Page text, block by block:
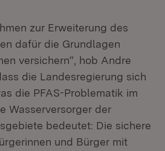
zur Erweiterung des
dafür die Grundlagen
versichern“, hob Andre
die Landesregierung sich
die PFAS-Problematik im
Wasserversorger der
bedeutet: Die sichere
und Bürger mit